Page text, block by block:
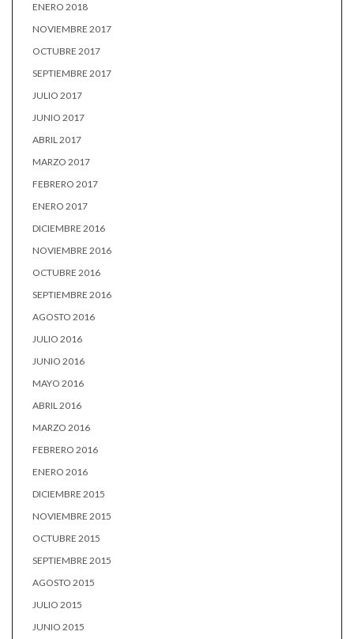
ENERO 2018
NOVIEMBRE 2017
OCTUBRE 2017
SEPTIEMBRE 2017
JULIO 2017
JUNIO 2017
ABRIL 2017
MARZO 2017
FEBRERO 2017
ENERO 2017
DICIEMBRE 2016
NOVIEMBRE 2016
OCTUBRE 2016
SEPTIEMBRE 2016
AGOSTO 2016
JULIO 2016
JUNIO 2016
MAYO 2016
ABRIL 2016
MARZO 2016
FEBRERO 2016
ENERO 2016
DICIEMBRE 2015
NOVIEMBRE 2015
OCTUBRE 2015
SEPTIEMBRE 2015
AGOSTO 2015
JULIO 2015
JUNIO 2015